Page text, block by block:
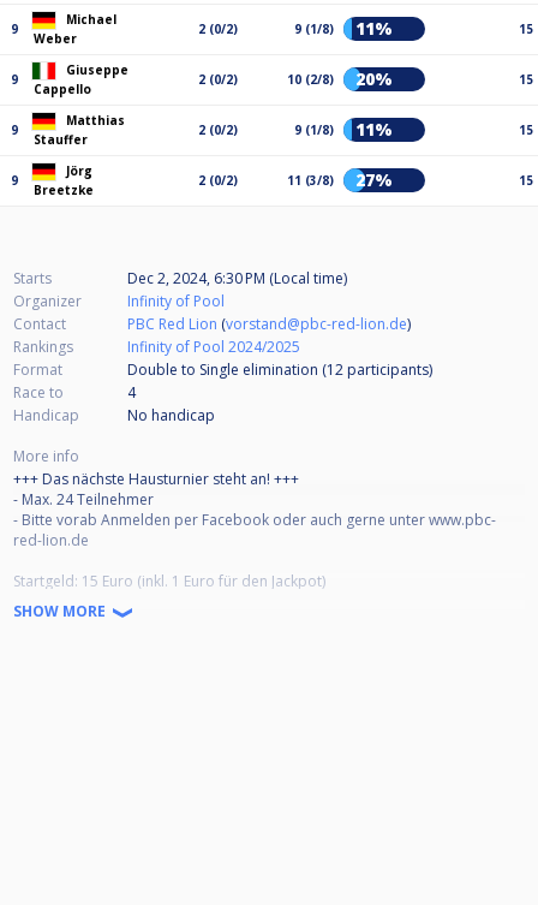
9
Michael
Weber
2 (0/2) 9 (1/8) 11% 15
9
Giuseppe
Cappello
2 (0/2) 10 (2/8) 20% 15
9
Matthias
Stauffer
2 (0/2) 9 (1/8) 11% 15
9
Jörg
Breetzke
2 (0/2) 11 (3/8) 27% 15
Starts
Dec 2, 2024, 6:30 PM (Local time)
Organizer
Infinity of Pool
Contact
PBC Red Lion (vorstand@pbc-red-lion.de)
Rankings
Infinity of Pool 2024/2025
Format
Double to Single elimination (12 participants)
Race to
4
Handicap
No handicap
More info
+++ Das nächste Hausturnier steht an! +++
- Max. 24 Teilnehmer
- Bitte vorab Anmelden per Facebook oder auch gerne unter www.pbc-
red-lion.de
Startgeld: 15 Euro (inkl. 1 Euro für den Jackpot)
Der Modus:
Wie immer spielen wir 9-Ball im Doppel-KO-Modus bis Viertelfinale.
SHOW MORE